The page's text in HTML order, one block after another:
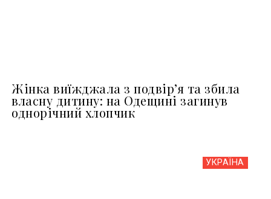
Жінка виїжджала з подвір’я та збила
власну дитину: на Одещині загинув
однорічний хлопчик
УКРАЇНА